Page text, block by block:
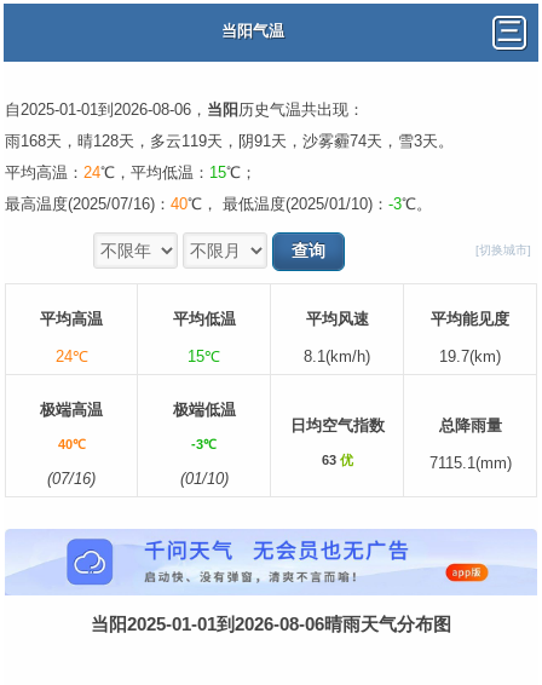
当阳气温
自2025-01-01到2026-08-06， 当阳 历史气温共出现：
雨168天，晴128天，多云119天，阴91天，沙雾霾74天，雪3天。
平均高温： 24℃，平均低温： 15℃；
最高温度(2025/07/16)： 40℃， 最低温度(2025/01/10)： -3℃。
[切换城市]
平均高温
24℃
平均低温
15℃
平均风速
8.1(km/h)
平均能见度
19.7(km)
极端高温
40℃
(07/16)
极端低温
-3℃
(01/10)
日均空气指数
63 优
总降雨量
7115.1(mm)
当阳2025-01-01到2026-08-06晴雨天气分布图